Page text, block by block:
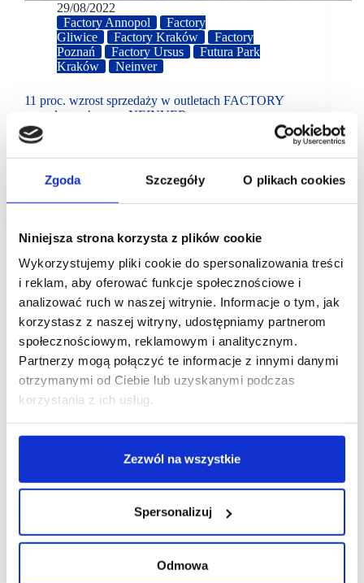
Zgoda Szczegóły O plikach cookies
Niniejsza strona korzysta z plików cookie
Wykorzystujemy pliki cookie do spersonalizowania treści
i reklam, aby oferować funkcje społecznościowe i
analizować ruch w naszej witrynie. Informacje o tym, jak
korzystasz z naszej witryny, udostępniamy partnerom
społecznościowym, reklamowym i analitycznym.
Partnerzy mogą połączyć te informacje z innymi danymi
otrzymanymi od Ciebie lub uzyskanymi podczas
korzystania z ich usług.
Zezwól na wszystkie
Spersonalizuj
Odmowa
29/08/2022
Factory Annopol
Factory
Gliwice
Factory Kraków
Factory
Poznań
Factory Ursus
Futura Park
Kraków
Neinver
11 proc. wzrost sprzedaży w outletach FACTORY
zarządzanych przez NEINVER
Wzrost wartości sprzedaży o 11 proc. odnotowano
w outletach FACTORY w Polsce w drugim kwartale
2022 roku w porównaniu do tego samego okresu roku
2019 – podaje NEINVER, lider rynku outletów…